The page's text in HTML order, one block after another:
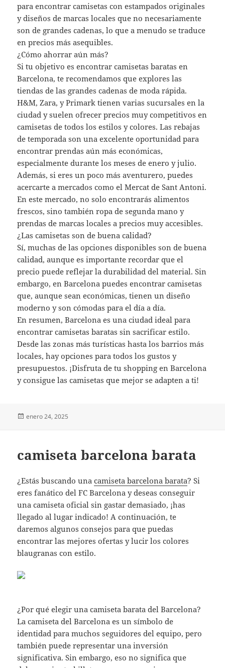
para encontrar camisetas con estampados originales
y diseños de marcas locales que no necesariamente
son de grandes cadenas, lo que a menudo se traduce
en precios más asequibles.
¿Cómo ahorrar aún más?
Si tu objetivo es encontrar camisetas baratas en
Barcelona, te recomendamos que explores las
tiendas de las grandes cadenas de moda rápida.
H&M, Zara, y Primark tienen varias sucursales en la
ciudad y suelen ofrecer precios muy competitivos en
camisetas de todos los estilos y colores. Las rebajas
de temporada son una excelente oportunidad para
encontrar prendas aún más económicas,
especialmente durante los meses de enero y julio.
Además, si eres un poco más aventurero, puedes
acercarte a mercados como el Mercat de Sant Antoni.
En este mercado, no solo encontrarás alimentos
frescos, sino también ropa de segunda mano y
prendas de marcas locales a precios muy accesibles.
¿Las camisetas son de buena calidad?
Sí, muchas de las opciones disponibles son de buena
calidad, aunque es importante recordar que el
precio puede reflejar la durabilidad del material. Sin
embargo, en Barcelona puedes encontrar camisetas
que, aunque sean económicas, tienen un diseño
moderno y son cómodas para el día a día.
En resumen, Barcelona es una ciudad ideal para
encontrar camisetas baratas sin sacrificar estilo.
Desde las zonas más turísticas hasta los barrios más
locales, hay opciones para todos los gustos y
presupuestos. ¡Disfruta de tu shopping en Barcelona
y consigue las camisetas que mejor se adapten a ti!
Publicado
enero 24, 2025
camiseta barcelona barata
¿Estás buscando unacamiseta barcelona barata? Si
eres fanático del FC Barcelona y deseas conseguir
una camiseta oficial sin gastar demasiado, ¡has
llegado al lugar indicado! A continuación, te
daremos algunos consejos para que puedas
encontrar las mejores ofertas y lucir los colores
blaugranas con estilo.
¿Por qué elegir una camiseta barata del Barcelona?
La camiseta del Barcelona es un símbolo de
identidad para muchos seguidores del equipo, pero
también puede representar una inversión
significativa. Sin embargo, eso no significa que